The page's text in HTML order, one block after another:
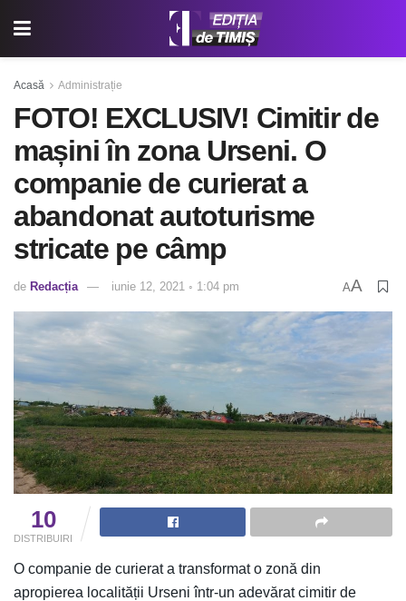
Acasă Administrație
FOTO! EXCLUSIV! Cimitir de
mașini în zona Urseni. O
companie de curierat a
abandonat autoturisme
stricate pe câmp
de Redacția iunie 12, 2021 ◦ 1:04 pm AA
10
DISTRIBUIRI
O companie de curierat a transformat o zonă din
apropierea localității Urseni într-un adevărat cimitir de